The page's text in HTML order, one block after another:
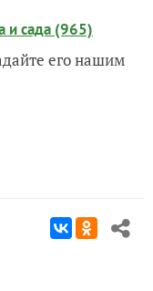
и сада (965)
его нашим